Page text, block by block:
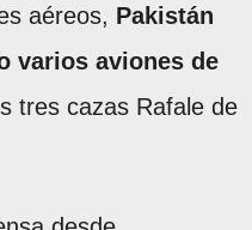
aéreos, Pakistán
varios aviones de
tres cazas Rafale de